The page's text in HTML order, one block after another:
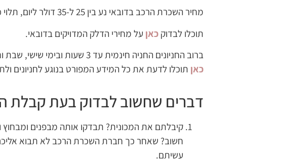
מחיר השכרת הרכב בדובאי נע בין 25 ל-35 דולר ליום, תלוי כמובן בסוג הרכב.
תוכלו לבדוקכאן על מחירי הדלק המדויקים בדובאי.
ברוב החניונים החניה חינמית עד 3 שעות ובימי שישי, שבת וחגים החניה חינמית בכל שעות היום.
כאן תוכלו לדעת את כל המידע המפורט בנוגע לחניונים
דברים שחשוב לבדוק בעת קבלת
קיבלתם את המכונית? תבדקו אותה מבפנים
חשוב? שאחר כך חברת השכרת הרכב לא תבוא
עשיתם.